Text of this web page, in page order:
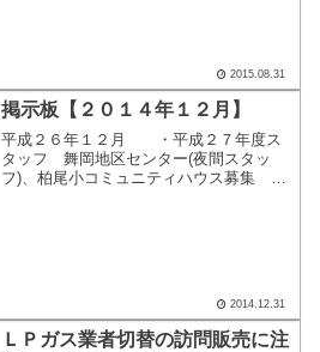
2015.08.31
掲示板【２０１４年１２月】
平成２６年１２月 ・平成２７年度ス
タッフ 舞岡地区センター(夜間スタッ
フ)、柏尾小コミュニティハウス募集
2014.12.31
ＬＰガス業者切替の訪問販売に注